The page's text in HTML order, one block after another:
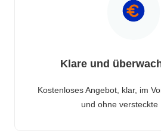
Klare und
Kostenloses Angebot, klar, im
und ohne versteckte